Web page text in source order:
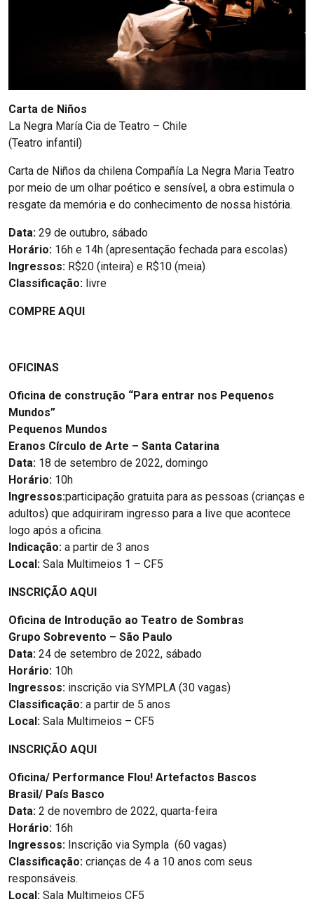
Carta de Niños
La Negra María Cia de Teatro – Chile
(Teatro infantil)
Carta de Niños da chilena Compañía La Negra Maria Teatro
por meio de um olhar poético e sensível, a obra estimula o
resgate da memória e do conhecimento de nossa história.
Data: 29 de outubro, sábado
Horário: 16h e 14h (apresentação fechada para escolas)
Ingressos: R$20 (inteira) e R$10 (meia)
Classificação: livre
COMPRE AQUI
OFICINAS
Oficina de construção “Para entrar nos Pequenos
Mundos”
Pequenos Mundos
Eranos Círculo de Arte – Santa Catarina
Data: 18 de setembro de 2022, domingo
Horário: 10h
Ingressos:participação gratuita para as pessoas (crianças e
adultos) que adquiriram ingresso para a live que acontece
logo após a oficina.
Indicação: a partir de 3 anos
Local: Sala Multimeios 1 – CF5
INSCRIÇÃO AQUI
Oficina de Introdução ao Teatro de Sombras
Grupo Sobrevento – São Paulo
Data: 24 de setembro de 2022, sábado
Horário: 10h
Ingressos: inscrição via SYMPLA (30 vagas)
Classificação: a partir de 5 anos
Local: Sala Multimeios – CF5
INSCRIÇÃO AQUI
Oficina/ Performance Flou! Artefactos Bascos
Brasil/ País Basco
Data: 2 de novembro de 2022, quarta-feira
Horário: 16h
Ingressos: Inscrição via Sympla (60 vagas)
Classificação: crianças de 4 a 10 anos com seus
responsáveis.
Local: Sala Multimeios CF5